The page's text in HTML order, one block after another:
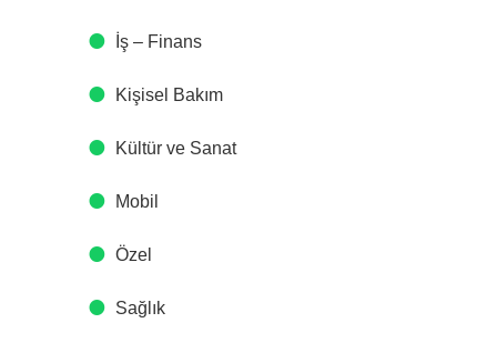
İş – Finans
Kişisel Bakım
Kültür ve Sanat
Mobil
Özel
Sağlık